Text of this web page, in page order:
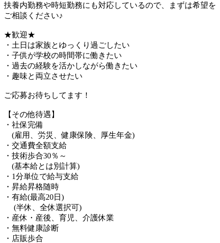
扶養内勤務や時短勤務にも対応しているので、まずは希望を
ご相談ください♪
★歓迎★
・土日は家族とゆっくり過ごしたい
・子供が学校の時間帯に働きたい
・過去の経験を活かしながら働きたい
・趣味と両立させたい
ご応募お待ちしてます！
【その他待遇】
・社保完備
(雇用、労災、健康保険、厚生年金)
・交通費全額支給
・技術歩合30％～
(基本給とは別計算)
・1分単位で給与支給
・昇給昇格随時
・有給(最高20日)
(半休、全休選択可)
・産休・産後、育児、介護休業
・無料健康診断
・店販歩合